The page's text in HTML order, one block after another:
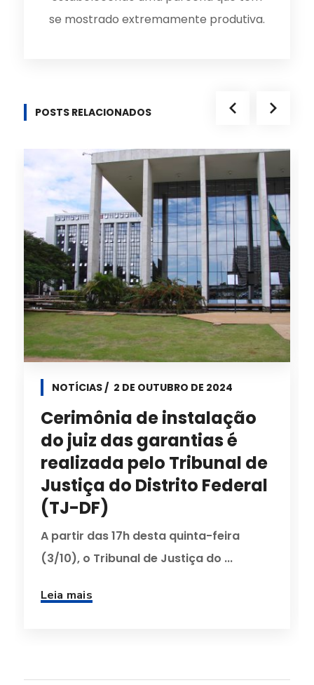
se mostrado extremamente produtiva.
POSTS RELACIONADOS
NOTÍCIAS 2 DE OUTUBRO DE 2024
Cerimônia de instalação
do juiz das garantias é
realizada pelo Tribunal de
Justiça do Distrito Federal
(TJ-DF)
A partir das 17h desta quinta-feira
(3/10), o Tribunal de Justiça do ...
Leia mais